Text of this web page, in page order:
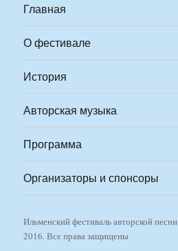
Главная
О фестивале
История
Авторская музыка
Программа
Организаторы и спонсоры
Ильменский фестиваль авторской песни
2016. Все права защищены